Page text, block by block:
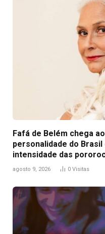
Fafá de Belém chega
personalidade do
intensidade das
agosto 9, 2026 0 Visitas